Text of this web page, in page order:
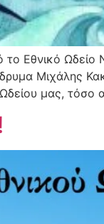
Εθνικό Ωδείο
Μιχάλης
μας,